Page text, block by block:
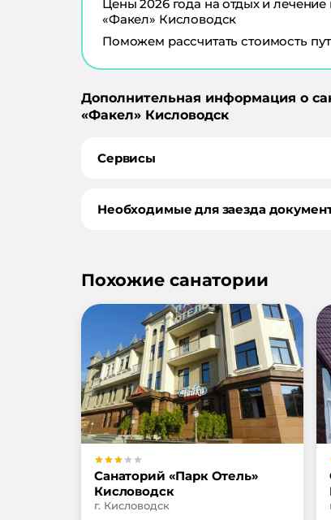
Цены2026года на отдых и лечение
«Факел» Кисловодск
Поможем рассчитать стоимость
Дополнительная информация о
«Факел» Кисловодск
Сервисы
Необходимые для заезда
Похожие санатории
Санаторий «Парк Отель»
Кисловодск
г. Кисловодск